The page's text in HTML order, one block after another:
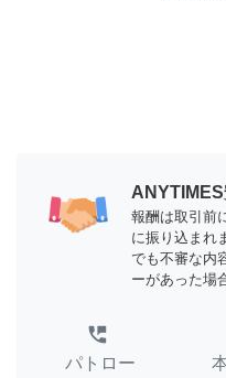
報酬は取引前
に振り込まれ
でも不審な内
ーがあった場
perm_phone_msg
パトロー